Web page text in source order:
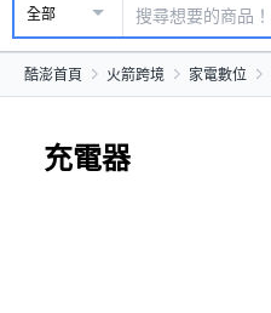
全部
酷澎首頁 火箭跨境 家電數位
充電器